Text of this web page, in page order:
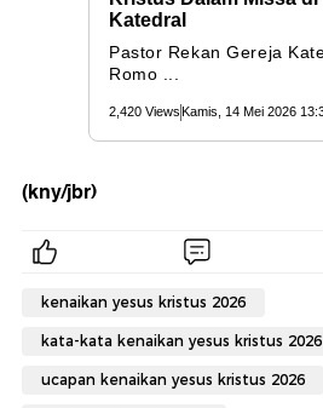
(kny/jbr)
kenaikan yesus kristus 2026
kata-kata kenaikan yesus kristus 2026
ucapan kenaikan yesus kristus 2026